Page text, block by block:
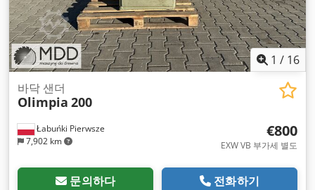
1 / 16
Łabuńki Pierwsze
7,902 km
바닥 샌더
Olimpia 200
€800
EXW VB 부가세 별도
문의하다 전화하기